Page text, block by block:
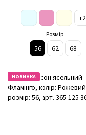
+2
Розмір
56 62 68
НОВИНКА